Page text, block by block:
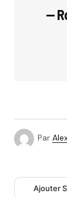
—
Par
Ajouter